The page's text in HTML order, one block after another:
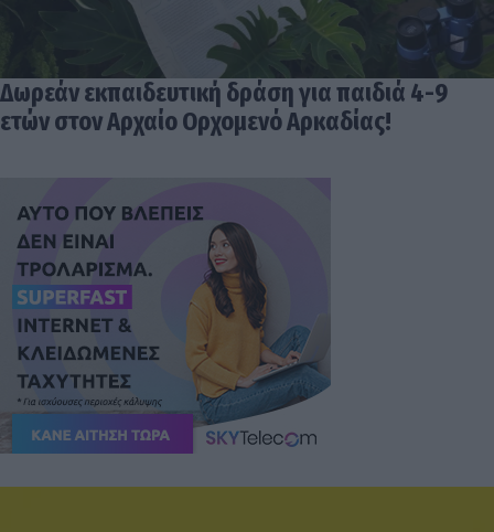
Δωρεάν εκπαιδευτική δράση για παιδιά 4-9
ετών στον Αρχαίο Ορχομενό Αρκαδίας!